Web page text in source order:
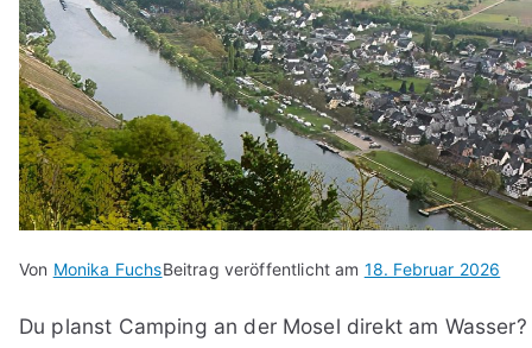
Von Monika FuchsBeitrag veröffentlicht am 18. Februar 2026
Du planst Camping an der Mosel direkt am Wasser?